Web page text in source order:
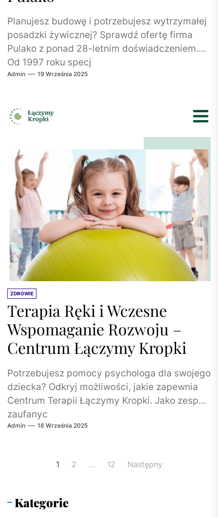
Planujesz budowę i potrzebujesz wytrzymałej
posadzki żywicznej? Sprawdź ofertę firma
Pulako z ponad 28-letnim doświadczeniem.
Od 1997 roku specj
Admin 19 Września 2025
ZDROWIE
Terapia Ręki i Wczesne
Wspomaganie Rozwoju –
Centrum Łączymy Kropki
Potrzebujesz pomocy psychologa dla swojego
dziecka? Odkryj możliwości, jakie zapewnia
Centrum Terapii Łączymy Kropki. Jako zespół
zaufanyc
Admin 18 Września 2025
Nawigacja
1 2 … 12 Następny
Kategorie